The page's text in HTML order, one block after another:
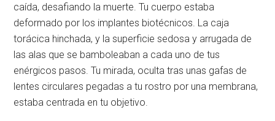
caída, desafiando la muerte. Tu cuerpo estaba
deformado por los implantes biotécnicos. La caja
torácica hinchada, y la superficie sedosa y arrugada de
las alas que se bamboleaban a cada uno de tus
enérgicos pasos. Tu mirada, oculta tras unas gafas de
lentes circulares pegadas a tu rostro por una membrana,
estaba centrada en tu objetivo.